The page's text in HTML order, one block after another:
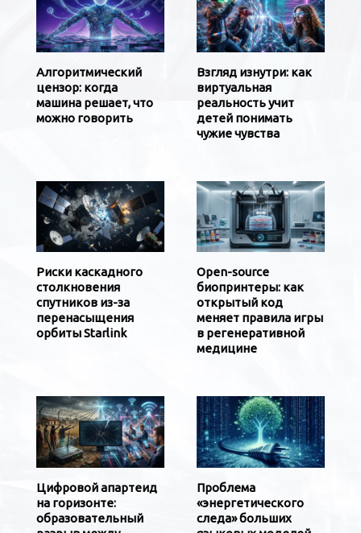
Алгоритмический
цензор: когда
машина решает, что
можно говорить
Взгляд изнутри: как
виртуальная
реальность учит
детей понимать
чужие чувства
Риски каскадного
столкновения
спутников из-за
перенасыщения
орбиты Starlink
Open-source
биопринтеры: как
открытый код
меняет правила игры
в регенеративной
медицине
Цифровой апартеид
на горизонте:
образовательный
Проблема
«энергетического
следа» больших